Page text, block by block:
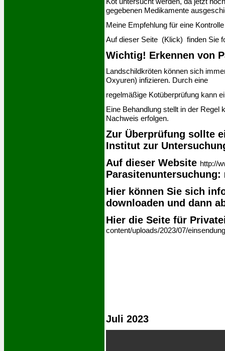
gegebenen Medikamente
Meine Empfehlung für eine
Auf dieser Seite (Klick) finden Sie
Wichtig! Erkennen von
Landschildkröten können sich
Oxyuren) infizieren. Durch eine
regelmäßige Kotüberprüfung kann
Eine Behandlung stellt in der Regel
Nachweis erfolgen.
Zur Überprüfung sollte
Institut zur
Auf dieser Website http://
Parasitenuntersuchung:
Hier können Sie sich
downloaden und dann
Hier die Seite für
content/uploads/2023/07/
Juli 2023